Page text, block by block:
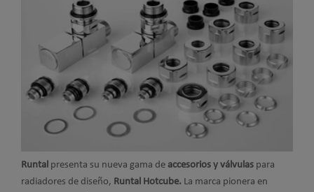
Runtal presenta su nueva gama de accesorios y válvulas para
radiadores de diseño, Runtal Hotcube. La marca pionera en